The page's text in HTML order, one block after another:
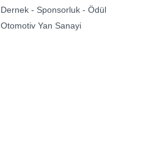
Dernek - Sponsorluk - Ödül
Otomotiv Yan Sanayi